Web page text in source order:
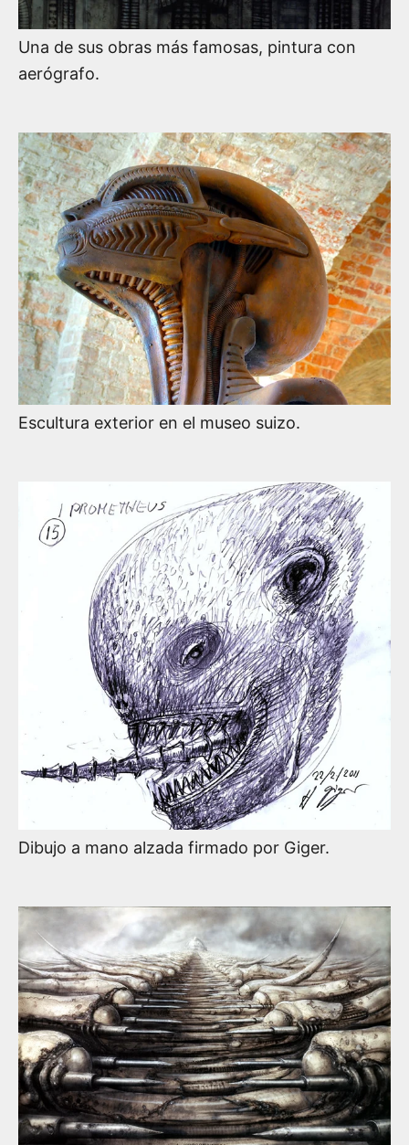
Una de sus obras más famosas, pintura con
aerógrafo.
Escultura exterior en el museo suizo.
Dibujo a mano alzada firmado por Giger.